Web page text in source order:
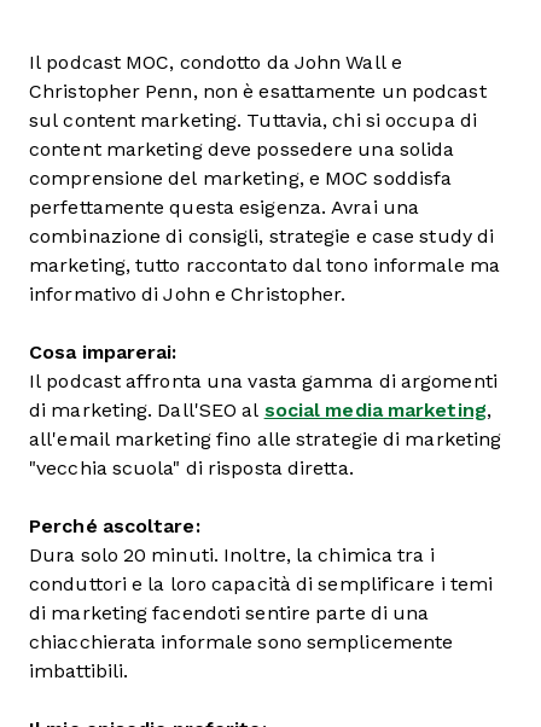
Il podcast MOC, condotto da John Wall e
Christopher Penn, non è esattamente un podcast
sul content marketing. Tuttavia, chi si occupa di
content marketing deve possedere una solida
comprensione del marketing, e MOC soddisfa
perfettamente questa esigenza. Avrai una
combinazione di consigli, strategie e case study di
marketing, tutto raccontato dal tono informale ma
informativo di John e Christopher.
Cosa imparerai:
Il podcast affronta una vasta gamma di argomenti
di marketing. Dall'SEO al social media marketing,
all'email marketing fino alle strategie di marketing
"vecchia scuola" di risposta diretta.
Perché ascoltare:
Dura solo 20 minuti. Inoltre, la chimica tra i
conduttori e la loro capacità di semplificare i temi
di marketing facendoti sentire parte di una
chiacchierata informale sono semplicemente
imbattibili.